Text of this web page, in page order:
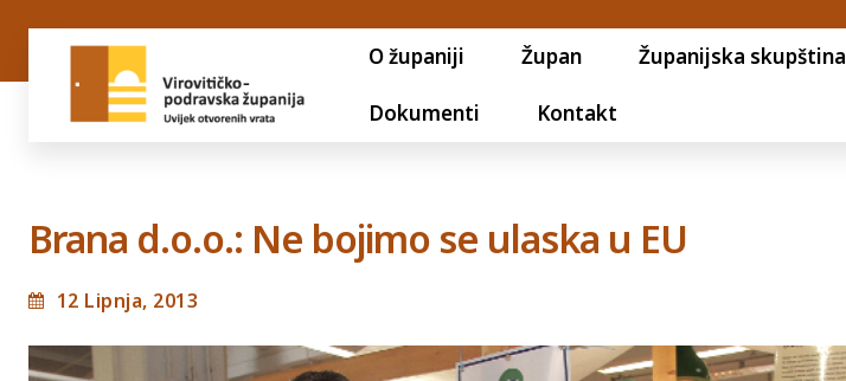
O županiji Župan Županijska skupština
Dokumenti Kontakt
Brana d.o.o.: Ne bojimo se ulaska u EU
12 Lipnja, 2013